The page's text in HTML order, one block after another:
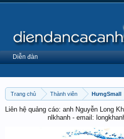
Trang chủ Thành viên HưngSmall
Liên hệ quảng cáo: anh Nguyễn Long
nlkhanh - email:
Diễn đàn